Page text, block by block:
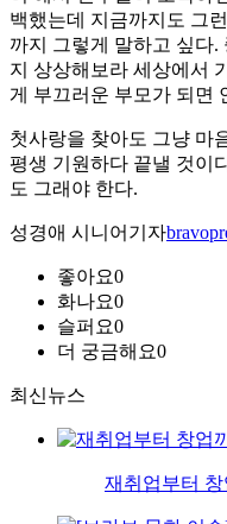
백했는데 지금까지도 그
까지 그렇게 말하고 싶다
지 상상해보라 세상에서
게 부끄러운 부모가 되면
첫사랑을 찾아도 그냥 마
평생 기원하다 끝낼 것이
도 그래야 한다.
성경애 시니어기자
좋아요0
화나요0
슬퍼요0
더 궁금해요0
최신뉴스
재취업부터